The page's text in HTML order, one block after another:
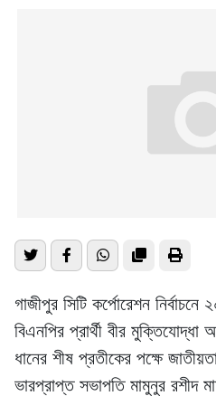
গাজীপুর সিটি কর্পোরেশন
বিএনপির প্রার্থী বীর মুক্তিযোদ্ধা
ধানের শীষ প্রতীকের পক্ষে
ভারপ্রাপ্ত সভাপতি মামুনুর রশীদ